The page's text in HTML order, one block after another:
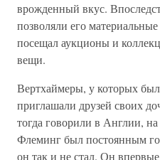
врожденный вкус.
позволяли его
посещал аукционы и
вещи.
Вертхаймеры, у которых
приглашали друзей своих
тогда говорили в Англии,
Флеминг был постоянным
он так и не стал. Он